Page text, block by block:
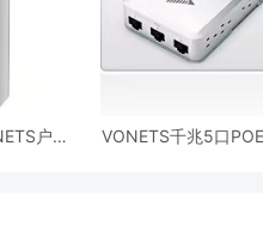
户外
VONETS千兆5口